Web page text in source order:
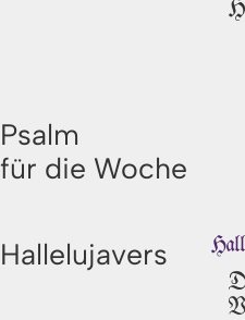
Psalm
für die Woche
Hallelujavers